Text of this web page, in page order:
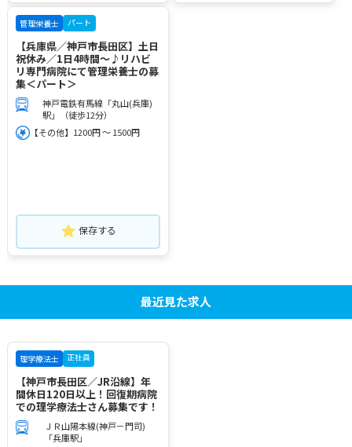
管理栄養士 パート
【兵庫県／神戸市長田区】土日
祝休み／1日4時間～♪リハビ
リ専門病院にて管理栄養士の募
集＜パート＞
神戸電鉄有馬線「丸山(兵庫)
駅」（徒歩12分）
【その他】1200円 ～ 1500円
保存する
最近見た求人
理学療法士 正社員
【神戸市長田区／JR沿線】年
間休日120日以上！回復期病院
での理学療法士さん募集です！
ＪＲ山陽本線(神戸－門司)
「兵庫駅」